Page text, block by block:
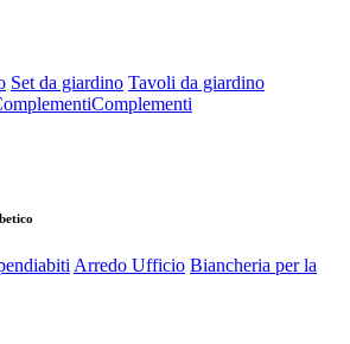
Set da giardino Tavoli da giardino
Complementi
Arredo Ufficio Biancheria per la